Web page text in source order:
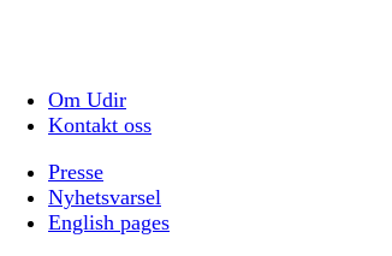
Om Udir
Kontakt oss
Presse
Nyhetsvarsel
English pages